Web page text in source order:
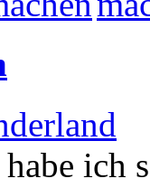
ich